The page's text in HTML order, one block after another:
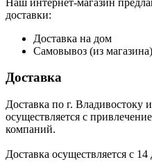
доставки:
Доставка на дом
Самовывоз (из
Доставка
Доставка по г.
осуществляется с
компаний.
Доставка осуществляется с